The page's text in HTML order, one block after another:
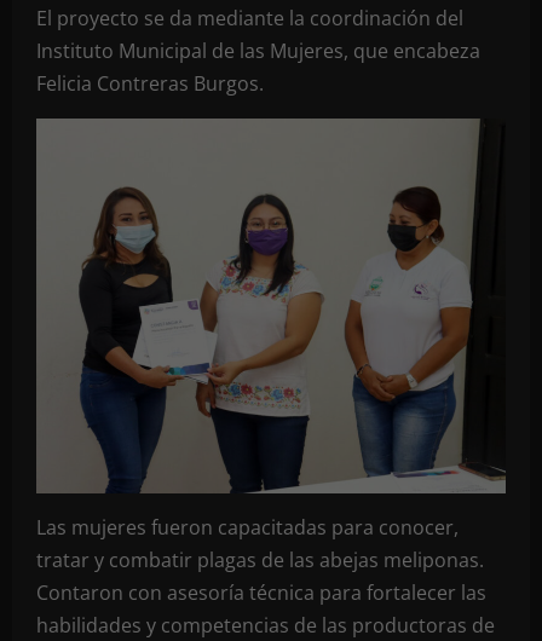
El proyecto se da mediante la coordinación del
Instituto Municipal de las Mujeres, que encabeza
Felicia Contreras Burgos.
Las mujeres fueron capacitadas para conocer,
tratar y combatir plagas de las abejas meliponas.
Contaron con asesoría técnica para fortalecer las
habilidades y competencias de las productoras de